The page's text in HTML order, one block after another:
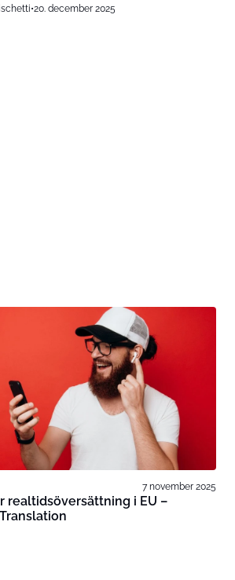
•20. december 2025
7 november 2025
realtidsöversättning i EU –